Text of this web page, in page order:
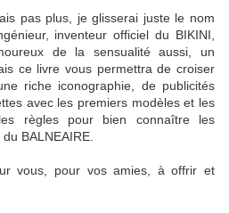
pas plus, je glisserai juste le nom
inventeur officiel du BIKINI,
de la sensualité aussi, un
ce livre vous permettra de croiser
riche iconographie, de publicités
avec les premiers modèles et les
règles pour bien connaître les
BALNEAIRE.
vous, pour vos amies, à offrir et